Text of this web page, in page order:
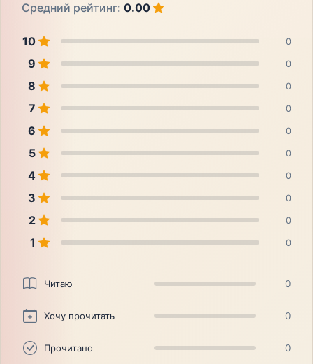
Средний рейтинг: 0.00
10 0
9 0
8 0
7 0
6 0
5 0
4 0
3 0
2 0
1 0
Читаю 0
Хочу прочитать 0
Прочитано 0